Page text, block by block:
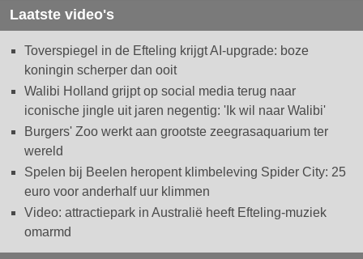
Laatste video's
Toverspiegel in de Efteling krijgt AI-upgrade: boze
koningin scherper dan ooit
Walibi Holland grijpt op social media terug naar
iconische jingle uit jaren negentig: 'Ik wil naar Walibi'
Burgers' Zoo werkt aan grootste zeegrasaquarium ter
wereld
Spelen bij Beelen heropent klimbeleving Spider City: 25
euro voor anderhalf uur klimmen
Video: attractiepark in Australië heeft Efteling-muziek
omarmd